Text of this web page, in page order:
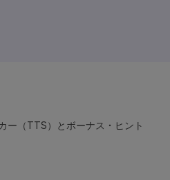
ー（TTS）とボーナス・ヒント